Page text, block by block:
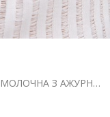
ЖІНОЧА В`ЯЗАНА КОФТА ПОЛО СВІТЛО-МОЛОЧНА З АЖУРНИМИ СМУЖКАМИ